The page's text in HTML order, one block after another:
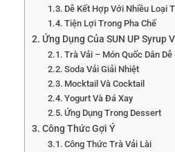
Dễ Kết Hợp Với Nhiều Loại
Tiện Lợi Trong Pha Chế
Ứng Dụng Của SUN UP Syrup
Trà Vải – Món Quốc Dân Dễ
Soda Vải Giải Nhiệt
Mocktail Và Cocktail
Yogurt Và Đá Xay
Ứng Dụng Trong Dessert
Công Thức Gợi Ý
Công Thức Trà Vải Lài